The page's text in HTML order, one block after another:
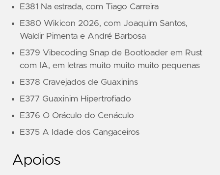
E381 Na estrada, com Tiago Carreira
E380 Wikicon 2026, com Joaquim Santos,
Waldir Pimenta e André Barbosa
E379 Vibecoding Snap de Bootloader em Rust
com IA, em letras muito muito muito pequenas
E378 Cravejados de Guaxinins
E377 Guaxinim Hipertrofiado
E376 O Oráculo do Cenáculo
E375 A Idade dos Cangaceiros
Apoios